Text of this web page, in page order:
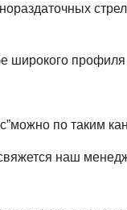
широкого
по таким
наш